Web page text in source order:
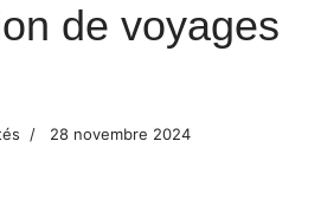
de voyages
28 novembre 2024